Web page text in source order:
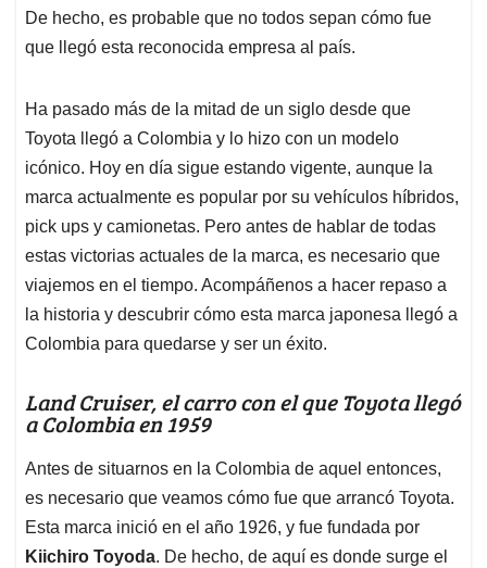
De hecho, es probable que no todos sepan cómo fue
que llegó esta reconocida empresa al país.
Ha pasado más de la mitad de un siglo desde que
Toyota llegó a Colombia y lo hizo con un modelo
icónico. Hoy en día sigue estando vigente, aunque la
marca actualmente es popular por su vehículos híbridos,
pick ups y camionetas. Pero antes de hablar de todas
estas victorias actuales de la marca, es necesario que
viajemos en el tiempo. Acompáñenos a hacer repaso a
la historia y descubrir cómo esta marca japonesa llegó a
Colombia para quedarse y ser un éxito.
Land Cruiser, el carro con el que Toyota llegó
a Colombia en 1959
Antes de situarnos en la Colombia de aquel entonces,
es necesario que veamos cómo fue que arrancó Toyota.
Esta marca inició en el año 1926, y fue fundada por
Kiichiro Toyoda. De hecho, de aquí es donde surge el